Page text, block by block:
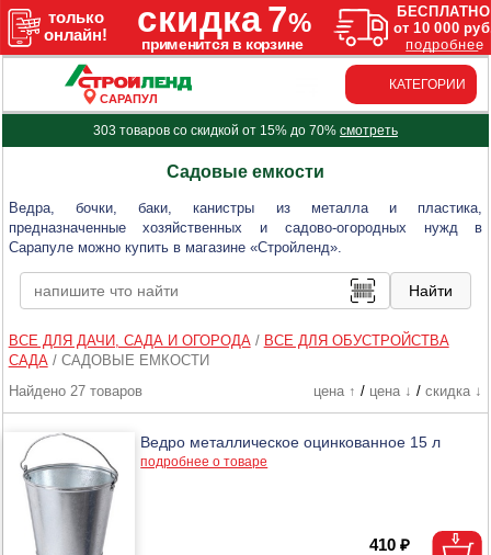
САРАПУЛ
КАТЕГОРИИ
303 товаров со скидкой от 15% до 70% смотреть
Садовые емкости
Ведра, бочки, баки, канистры из металла и пластика,
предназначенные хозяйственных и садово-огородных нужд в
Сарапуле можно купить в магазине «Стройленд».
ВСЕ ДЛЯ ДАЧИ, САДА И ОГОРОДА/ ВСЕ ДЛЯ ОБУСТРОЙСТВА
САДА/ САДОВЫЕ ЕМКОСТИ
Найдено 27 товаров
цена ↑ / цена ↓ / скидка ↓
Ведро металлическое оцинкованное 15 л
подробнее о товаре
410 ₽